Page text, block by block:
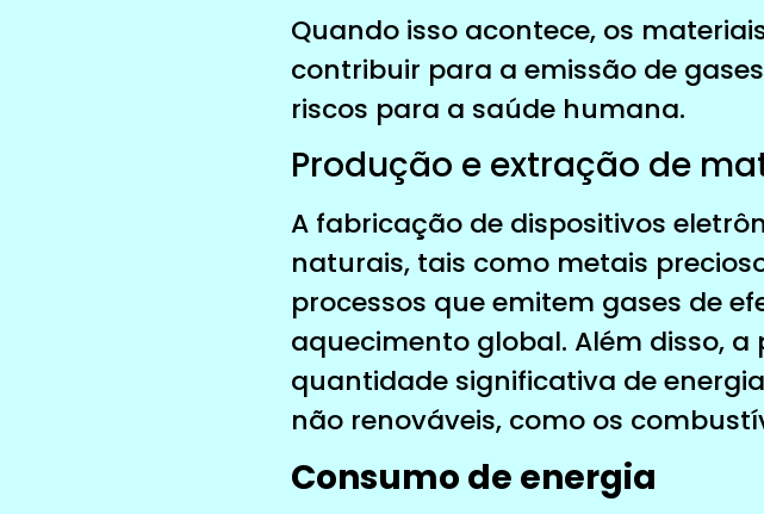
Quando isso acontece, os
contribuir para a emissão de
riscos para a saúde humana.
Produção e extração de
A fabricação de dispositivos
naturais, tais como metais
processos que emitem gases de
aquecimento global. Além disso,
quantidade significativa de
não renováveis, como os
Consumo de energia